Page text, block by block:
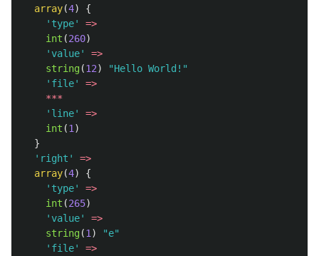
array(4)
{
'type'
=>
int (260)
'value'
=>
string(12)
"Hello World!"
'file'
=>
***
'line'
=>
int (1 )
}
'right'
=>
array(4)
{
'type'
=>
int (265)
'value'
=>
string(1 )
"e"
'file'
=>